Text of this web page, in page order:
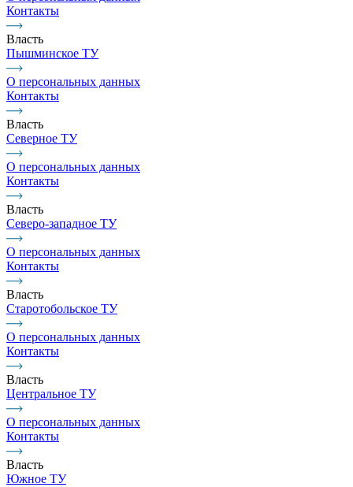
Контакты
Власть
Пышминское ТУ
О персональных данных
Контакты
Власть
Северное ТУ
О персональных данных
Контакты
Власть
Северо-западное ТУ
О персональных данных
Контакты
Власть
Старотобольское ТУ
О персональных данных
Контакты
Власть
Центральное ТУ
О персональных данных
Контакты
Власть
Южное ТУ